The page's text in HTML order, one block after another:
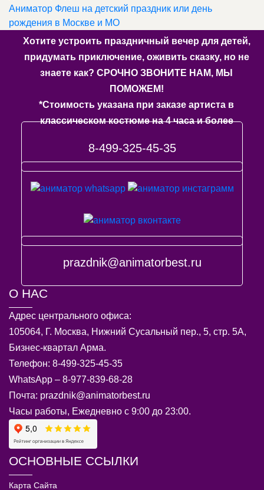
Аниматор Флеш на детский праздник или день
рождения в Москве и МО
Хотите устроить праздничный вечер для детей,
придумать приключение, оживить сказку, но не
знаете как? СРОЧНО ЗВОНИТЕ НАМ, МЫ
ПОМОЖЕМ!
*Стоимость указана при заказе артиста в
классическом костюме на 4 часа и более
8-499-325-45-35
prazdnik@animatorbest.ru
О НАС
Адрес центрального офиса:
105064, Г. Москва, Нижний Сусальный пер., 5, стр. 5А,
Бизнес-квартал Арма.
Телефон: 8-499-325-45-35
WhatsApp – 8-977-839-68-28
Почта: prazdnik@animatorbest.ru
Часы работы, Ежедневно с 9:00 до 23:00.
ОСНОВНЫЕ ССЫЛКИ
Карта Сайта